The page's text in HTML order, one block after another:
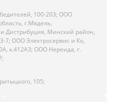
100-203; ООО
г.Мядель,
Дистрибуция, Минский район,
7; ООО Электросервис и Ко,
к.412АЗ; ООО Нереида, г.
105;